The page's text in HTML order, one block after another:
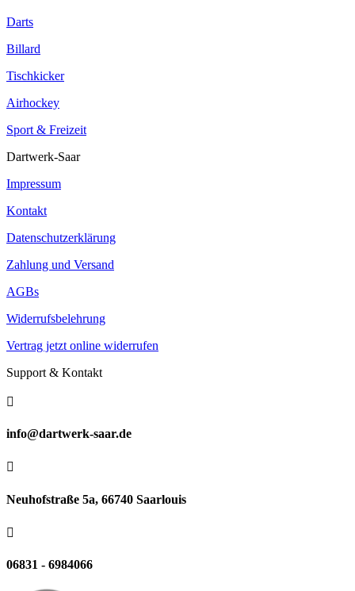
Darts
Billard
Tischkicker
Airhockey
Sport & Freizeit
Dartwerk-Saar
Impressum
Kontakt
Datenschutzerklärung
Zahlung und Versand
AGBs
Widerrufsbelehrung
Vertrag jetzt online widerrufen
Support & Kontakt

info@dartwerk-saar.de

Neuhofstraße 5a, 66740 Saarlouis

06831 - 6984066